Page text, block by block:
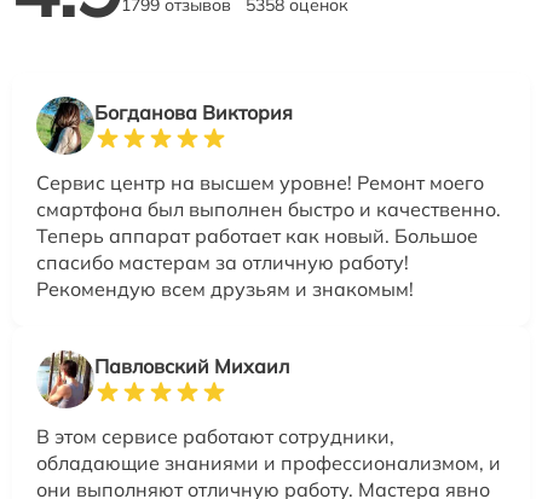
1799 отзывов 5358 оценок
Богданова Виктория
Сервис центр на высшем уровне! Ремонт моего
смартфона был выполнен быстро и качественно.
Теперь аппарат работает как новый. Большое
спасибо мастерам за отличную работу!
Рекомендую всем друзьям и знакомым!
Павловский Михаил
В этом сервисе работают сотрудники,
обладающие знаниями и профессионализмом, и
они выполняют отличную работу. Мастера явно